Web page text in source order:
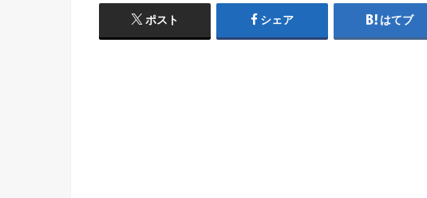
ポスト シェア はてブ